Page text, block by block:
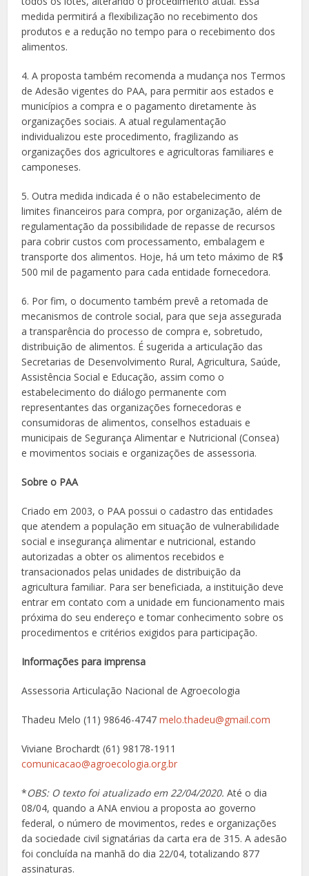
medida permitirá a flexibilização no recebimento dos
produtos e a redução no tempo para o recebimento dos
alimentos.
4. A proposta também recomenda a mudança nos Termos
de Adesão vigentes do PAA, para permitir aos estados e
municípios a compra e o pagamento diretamente às
organizações sociais. A atual regulamentação
individualizou este procedimento, fragilizando as
organizações dos agricultores e agricultoras familiares e
camponeses.
5. Outra medida indicada é o não estabelecimento de
limites financeiros para compra, por organização, além de
regulamentação da possibilidade de repasse de recursos
para cobrir custos com processamento, embalagem e
transporte dos alimentos. Hoje, há um teto máximo de R$
500 mil de pagamento para cada entidade fornecedora.
6. Por fim, o documento também prevê a retomada de
mecanismos de controle social, para que seja assegurada
a transparência do processo de compra e, sobretudo,
distribuição de alimentos. É sugerida a articulação das
Secretarias de Desenvolvimento Rural, Agricultura, Saúde,
Assistência Social e Educação, assim como o
estabelecimento do diálogo permanente com
representantes das organizações fornecedoras e
consumidoras de alimentos, conselhos estaduais e
municipais de Segurança Alimentar e Nutricional (Consea)
e movimentos sociais e organizações de assessoria.
Sobre o PAA
Criado em 2003, o PAA possui o cadastro das entidades
que atendem a população em situação de vulnerabilidade
social e insegurança alimentar e nutricional, estando
autorizadas a obter os alimentos recebidos e
transacionados pelas unidades de distribuição da
agricultura familiar. Para ser beneficiada, a instituição deve
entrar em contato com a unidade em funcionamento mais
próxima do seu endereço e tomar conhecimento sobre os
procedimentos e critérios exigidos para participação.
Informações para imprensa
Assessoria Articulação Nacional de Agroecologia
Thadeu Melo (11) 98646-4747melo.thadeu@gmail.com
Viviane Brochardt (61) 98178-1911
comunicacao@agroecologia.org.br
*OBS: O texto foi atualizado em 22/04/2020. Até o dia
08/04, quando a ANA enviou a proposta ao governo
federal, o número de movimentos, redes e organizações
da sociedade civil signatárias da carta era de 315. A adesão
foi concluída na manhã do dia 22/04, totalizando 877
assinaturas.